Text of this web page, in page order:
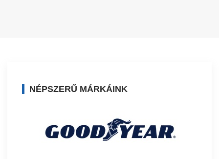
NÉPSZERŰ MÁRKÁINK